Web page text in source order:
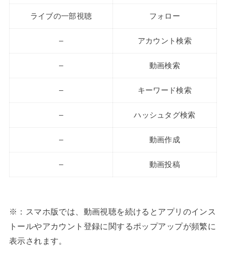
ライブの一部視聴 フォロー
– アカウント検索
– 動画検索
– キーワード検索
– ハッシュタグ検索
– 動画作成
– 動画投稿
※：スマホ版では、動画視聴を続けるとアプリのインス
トールやアカウント登録に関するポップアップが頻繁に
表示されます。